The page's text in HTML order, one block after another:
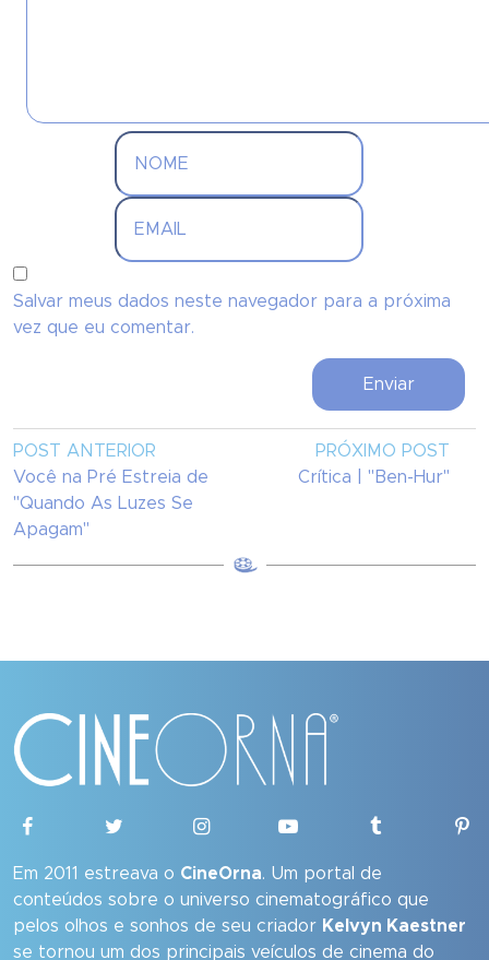
Salvar meus dados neste navegador para a próxima
vez que eu comentar.
POST ANTERIOR
Você na Pré Estreia de
"Quando As Luzes Se
Apagam"
PRÓXIMO POST
Crítica | "Ben-Hur"
Em 2011 estreava o CineOrna. Um portal de
conteúdos sobre o universo cinematográfico que
pelos olhos e sonhos de seu criador Kelvyn Kaestner
se tornou um dos principais veículos de cinema do